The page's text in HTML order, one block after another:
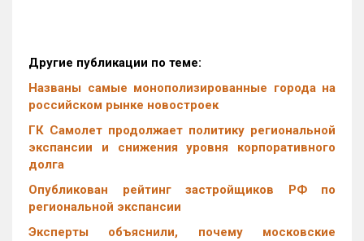
Другие публикации по теме:
Названы самые монополизированные города на
российском рынке новостроек
ГК Самолет продолжает политику региональной
экспансии и снижения уровня корпоративного
долга
Опубликован рейтинг застройщиков РФ по
региональной экспансии
Эксперты объяснили, почему московские